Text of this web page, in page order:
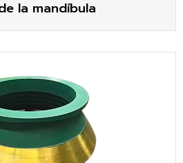
la mandíbula